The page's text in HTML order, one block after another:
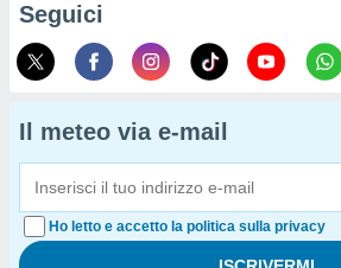
Seguici
Il meteo via e-mail
Ho letto e accetto la politica sulla privacy